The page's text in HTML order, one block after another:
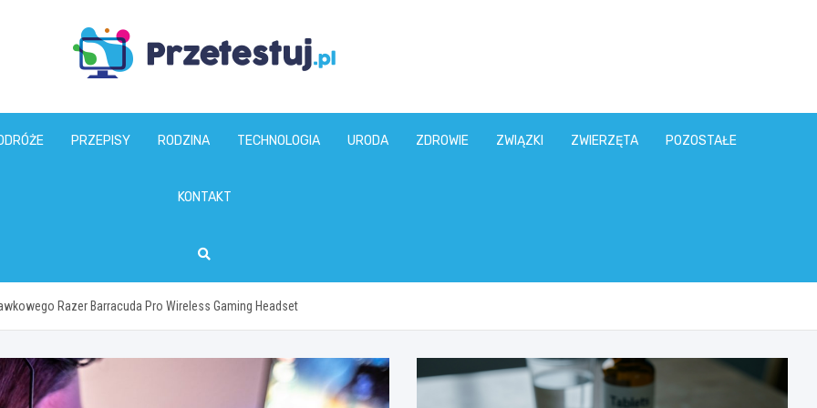
przetestuj.pl
PRZEPISY RODZINA TECHNOLOGIA URODA ZDROWIE ZWIĄZKI ZWIERZĘTA POZOSTAŁE
KONTAKT
Razer Barracuda Pro Wireless Gaming Headset